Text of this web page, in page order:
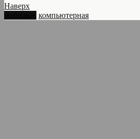
Наверх
компьютерная